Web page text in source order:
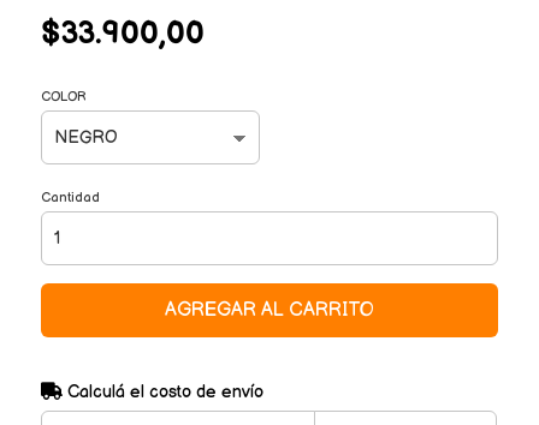
$33.900,00
COLOR
Cantidad
AGREGAR AL CARRITO
Calculá el costo de envío